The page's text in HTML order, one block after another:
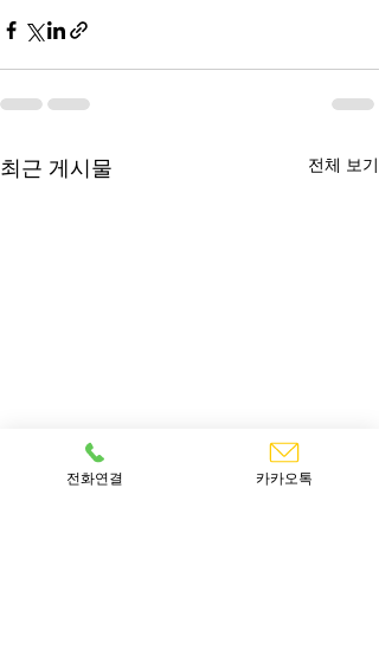
최근 게시물 전체 보기
전화연결 카카오톡